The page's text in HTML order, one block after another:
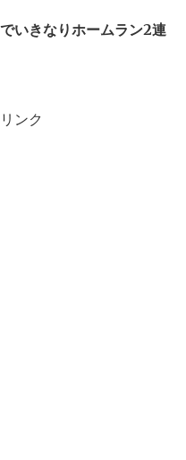
いきなりホームラン2連
ンク